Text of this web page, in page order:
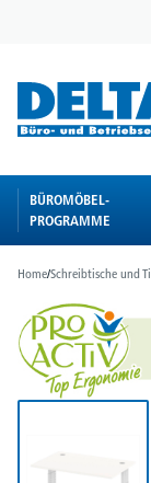
BÜROMÖBEL-
PROGRAMME
Home/Schreibtische und